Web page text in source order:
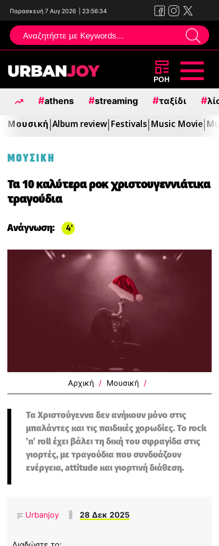
Παρασκευή 7 Αυγ 2026 23:56:35
Μεταπηδήστε
περιεχόμενο
ΡΟΗ
#athens #streaming #ταξίδι #
Μουσική Album review Festivals Music Movie
ΜΟΥΣΙΚΗ
Τα 10 καλύτερα ροκ χριστουγεννιάτικα
τραγούδια
Ανάγνωση: 4
Αρχική / Μουσική /
Τα Χριστούγεννα δεν ανήκουν μόνο στις
μπαλάντες και τις παιδικές χορωδίες. Το rock
’n’ roll έχει βάλει τη δική του σφραγίδα στις
γιορτές, με τραγούδια που συνδυάζουν
ενέργεια, attitude και γιορτινή διάθεση.
Urbanjoy 28 Δεκ 2025